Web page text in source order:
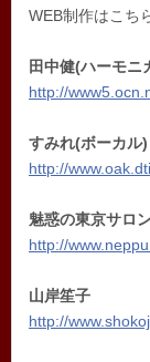
WEB制作はこち
田中健(ハーモニ
http://
すみれ(ボーカル)
http://
魅惑の東京サロ
http://
山岸笙子
http://